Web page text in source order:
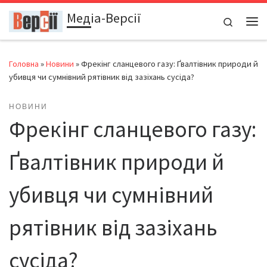
Перейти до вмістуМедіа-Версії
Search
Головна »Новини »Фрекінг сланцевого газу: Ґвалтівник природи й
убивця чи сумнівний рятівник від зазіхань сусіда?
НОВИНИ
Фрекінг сланцевого газу:
Ґвалтівник природи й
убивця чи сумнівний
рятівник від зазіхань
сусіда?